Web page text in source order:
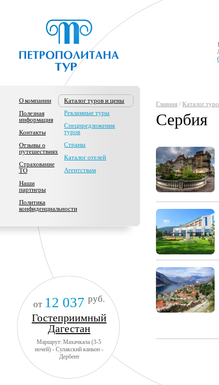
О компании
Полезная
информация
Контакты
Отзывы о
путешествиях
Страхование
ТО
Наши
партнеры
Политика
конфиденциальности
Каталог туров и цены
Рекламные туры
Спецпредложения
туров
Страны
Каталог отелей
Агентствам
от 12 037 руб.
Гостеприимный
Дагестан
Маршрут: Махачкала (3-5
ночей) - Сулакский каньон -
Дербент
Главная /Каталог
Сербия